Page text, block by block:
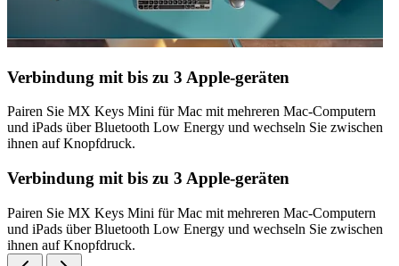
Verbindung mit bis zu 3 Apple-geräten
Pairen Sie MX Keys Mini für Mac mit mehreren Mac-Computern
und iPads über Bluetooth Low Energy und wechseln Sie zwischen
ihnen auf Knopfdruck.
Verbindung mit bis zu 3 Apple-geräten
Pairen Sie MX Keys Mini für Mac mit mehreren Mac-Computern
und iPads über Bluetooth Low Energy und wechseln Sie zwischen
ihnen auf Knopfdruck.